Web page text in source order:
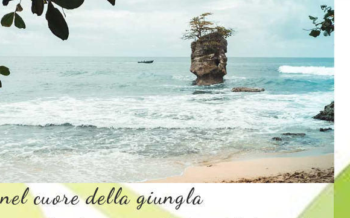
nel cuore della giungla